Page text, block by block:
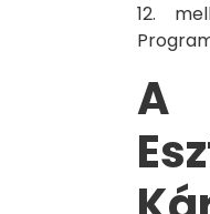
12.
A